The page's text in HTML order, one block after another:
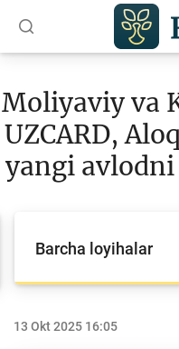
Maqolalar
O‘quv
Loyihalar
Moliyaviy va
UZCARD,
yangi
Barcha loyihalar
13 Okt 2025 16:05